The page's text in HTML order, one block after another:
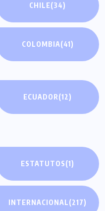
CHILE(34)
COLOMBIA(41)
ECUADOR(12)
ESTATUTOS(1)
INTERNACIONAL(217)